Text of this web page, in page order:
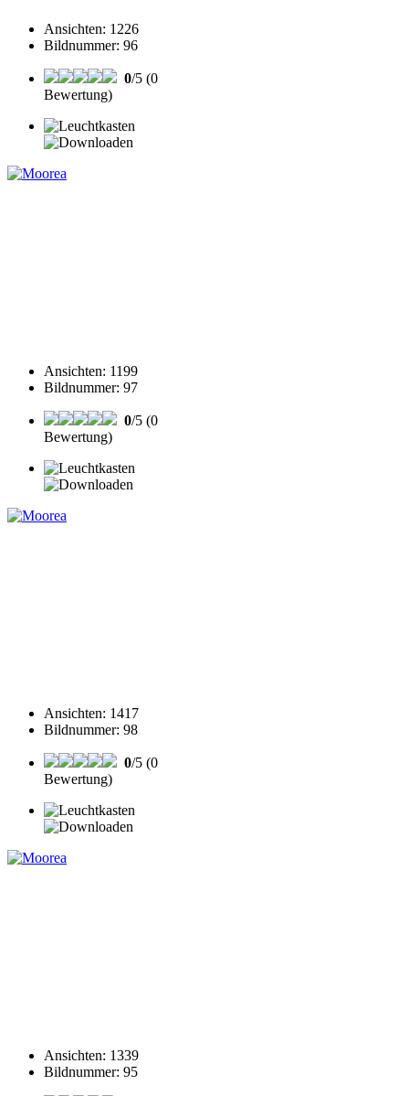
Ansichten: 1226
Bildnummer: 96
0/5 (0
Bewertung)
Ansichten: 1199
Bildnummer: 97
0/5 (0
Bewertung)
Ansichten: 1417
Bildnummer: 98
0/5 (0
Bewertung)
Ansichten: 1339
Bildnummer: 95